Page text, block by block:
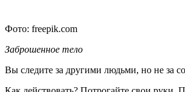
Фото: freepik.com
Заброшенное тело
Вы следите за другими людьми, но не за